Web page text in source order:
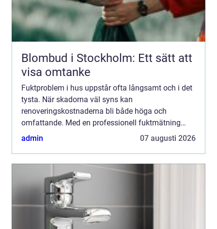
Blombud i Stockholm: Ett sätt att
visa omtanke
Fuktproblem i hus uppstår ofta långsamt och i det
tysta. När skadorna väl syns kan
renoveringskostnaderna bli både höga och
omfattande. Med en professionell fuktmätning
Stockholm minskar risken för obehaglig...
admin 07 augusti 2026